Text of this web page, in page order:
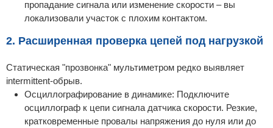
пропадание сигнала или изменение скорости – вы
локализовали участок с плохим контактом.
2. Расширенная проверка цепей под нагрузкой
Статическая "прозвонка" мультиметром редко выявляет
intermittent-обрыв.
Осциллографирование в динамике: Подключите
осциллограф к цепи сигнала датчика скорости. Резкие,
кратковременные провалы напряжения до нуля или до